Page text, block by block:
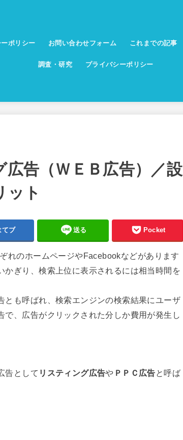
ポリシー お問い合わせフォーム これまでの記事
調査・研究 プライバシーポリシー
広告（ＷＥＢ広告）／設
ット
てブ 送る Pocket
れのホームページやFacebookなどがあります
ぎり、検索上位に表示されるには相当時間を
も呼ばれ、検索エンジンの検索結果にユーザ
、広告がクリックされた分しか費用が発生し
告として リスティング広告や ＰＰＣ広告と呼ば